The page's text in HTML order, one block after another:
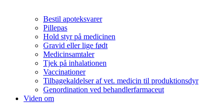
Bestil apoteksvarer
Pillepas
Hold styr på medicinen
Gravid eller lige født
Medicinsamtaler
Tjek på inhalationen
Vaccinationer
Tilbagekaldelser af vet. medicin til produktionsdyr
Genordination ved behandlerfarmaceut
Viden om